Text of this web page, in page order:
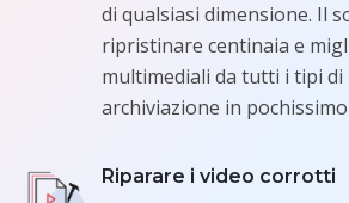
di qualsiasi dimensione. Il
ripristinare centinaia e
multimediali da tutti i tipi di
archiviazione in
Riparare i video corrotti